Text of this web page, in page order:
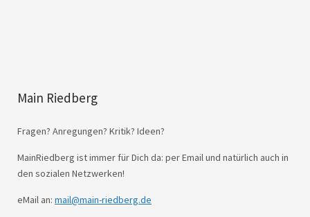
Main Riedberg
Fragen? Anregungen? Kritik? Ideen?
MainRiedberg ist immer für Dich da: per Email und natürlich auch in
den sozialen Netzwerken!
eMail an: mail@main-riedberg.de